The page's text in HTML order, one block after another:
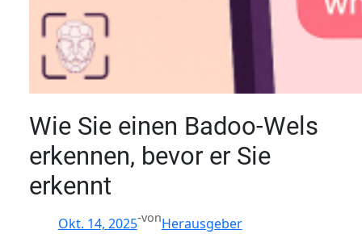
Wie Sie einen Badoo-Wels
erkennen, bevor er Sie
erkennt
Okt. 14, 2025-vonHerausgeber